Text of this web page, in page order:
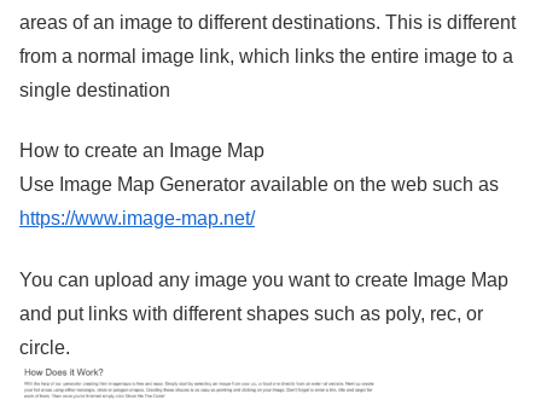
areas of an image to different destinations. This is different
from a normal image link, which links the entire image to a
single destination
How to create an Image Map
Use Image Map Generator available on the web such as
https://www.image-map.net/
You can upload any image you want to create Image Map
and put links with different shapes such as poly, rec, or
circle.